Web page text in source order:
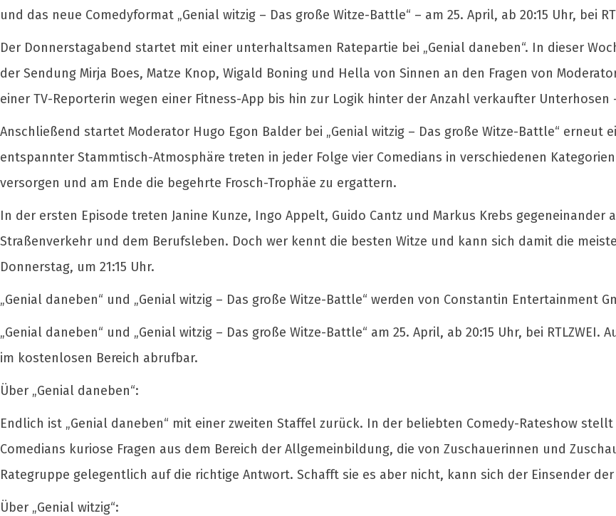
und das neue Comedyformat „Genial witzig – Das große Witze-Battle“ – am 25. April, ab 20:15 Uhr, bei
Der Donnerstagabend startet mit einer unterhaltsamen Ratepartie bei „Genial daneben“. In dieser
der Sendung Mirja Boes, Matze Knop, Wigald Boning und Hella von Sinnen an den Fragen von
einer TV-Reporterin wegen einer Fitness-App bis hin zur Logik hinter der Anzahl verkaufter
Anschließend startet Moderator Hugo Egon Balder bei „Genial witzig – Das große Witze-Battle“
entspannter Stammtisch-Atmosphäre treten in jeder Folge vier Comedians in verschiedenen
versorgen und am Ende die begehrte Frosch-Trophäe zu ergattern.
In der ersten Episode treten Janine Kunze, Ingo Appelt, Guido Cantz und Markus Krebs
Straßenverkehr und dem Berufsleben. Doch wer kennt die besten Witze und kann sich damit die
Donnerstag, um 21:15 Uhr.
„Genial daneben“ und „Genial witzig – Das große Witze-Battle“ werden von Constantin Entertainment
„Genial daneben“ und „Genial witzig – Das große Witze-Battle“ am 25. April, ab 20:15 Uhr, bei RTLZWEI.
im kostenlosen Bereich abrufbar.
Über „Genial daneben“:
Endlich ist „Genial daneben“ mit einer zweiten Staffel zurück. In der beliebten Comedy-Rateshow
Comedians kuriose Fragen aus dem Bereich der Allgemeinbildung, die von Zuschauerinnen und
Rategruppe gelegentlich auf die richtige Antwort. Schafft sie es aber nicht, kann sich der Einsender
Über „Genial witzig“: